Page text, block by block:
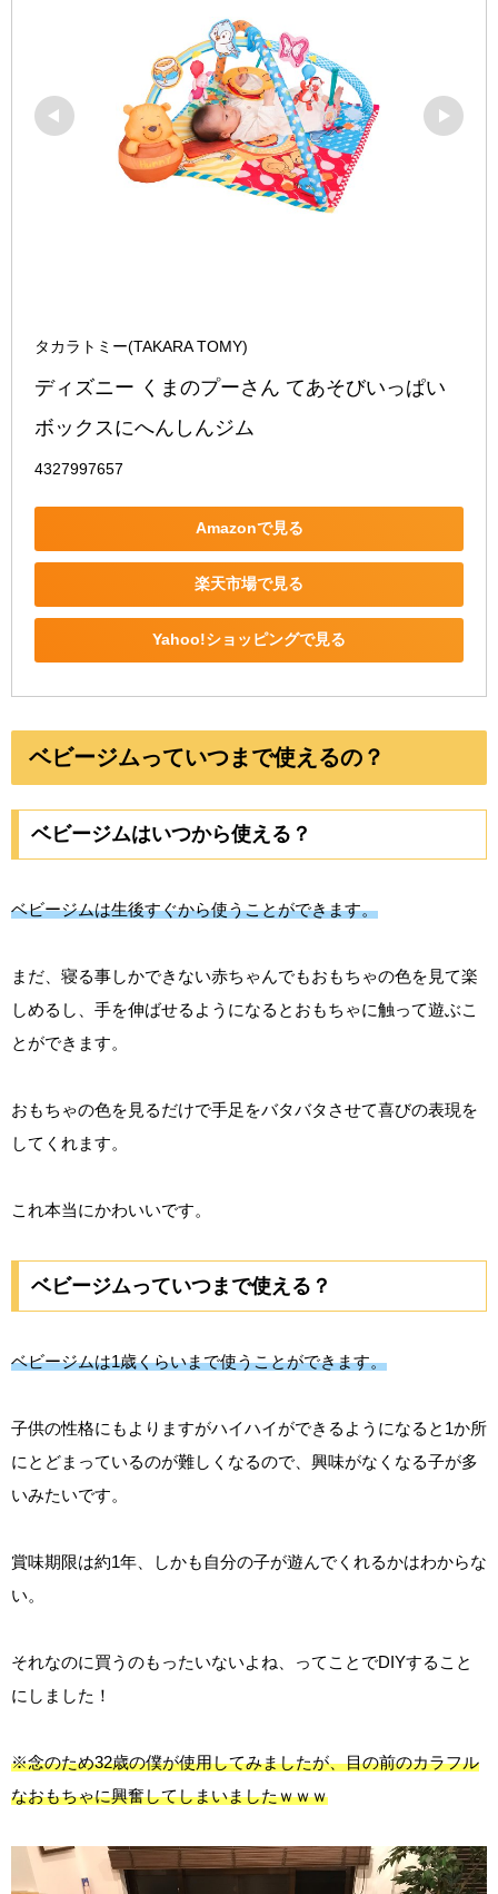
タカラトミー(TAKARA TOMY)
ディズニー くまのプーさん てあそびいっぱい
ボックスにへんしんジム
4327997657
Amazonで見る
楽天市場で見る
Yahoo!ショッピングで見る
ベビージムっていつまで使えるの？
ベビージムはいつから使える？
ベビージムは生後すぐから使うことができます。
まだ、寝る事しかできない赤ちゃんでもおもちゃの色を見て楽
しめるし、手を伸ばせるようになるとおもちゃに触って遊ぶこ
とができます。
おもちゃの色を見るだけで手足をバタバタさせて喜びの表現を
してくれます。
これ本当にかわいいです。
ベビージムっていつまで使える？
ベビージムは1歳くらいまで使うことができます。
子供の性格にもよりますがハイハイができるようになると1か所
にとどまっているのが難しくなるので、興味がなくなる子が多
いみたいです。
賞味期限は約1年、しかも自分の子が遊んでくれるかはわからな
い。
それなのに買うのもったいないよね、ってことでDIYすること
にしました！
※念のため32歳の僕が使用してみましたが、目の前のカラフル
なおもちゃに興奮してしまいましたｗｗｗ